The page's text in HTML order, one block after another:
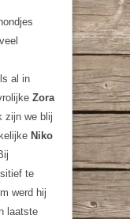
al in
Zora
zijn we blij
Niko
te
werd hij
laatste